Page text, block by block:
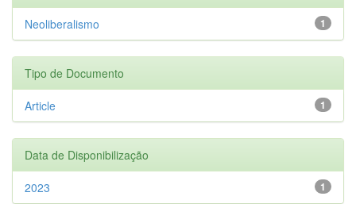
1
Neoliberalismo
Tipo de Documento
1
Article
Data de Disponibilização
1
2023